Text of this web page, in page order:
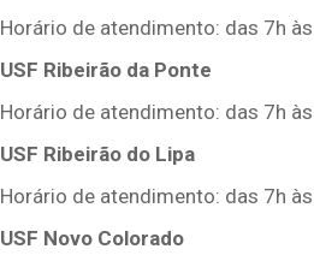
Horário de atendimento: das 7h
USF Ribeirão da Ponte
Horário de atendimento: das 7h
USF Ribeirão do Lipa
Horário de atendimento: das 7h
USF Novo Colorado